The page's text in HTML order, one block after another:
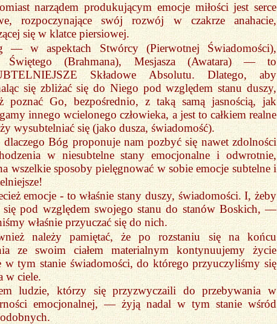
narządem produkującym emocje miłości jest serce
rozpoczynające swój rozwój w czakrze anahacie,
się w klatce piersiowej.
— w aspektach Stwórcy (Pierwotnej Świadomości),
Świętego (Brahmana), Mesjasza (Awatara) — to
Składowe Absolutu. Dlatego, aby
się zbliżać się do Niego pod względem stanu duszy,
poznać Go, bezpośrednio, z taką samą jasnością, jak
innego wcielonego człowieka, a jest to całkiem realne
wysubtelniać się (jako dusza, świadomość).
dlaczego Bóg proponuje nam pozbyć się nawet zdolności
w niesubtelne stany emocjonalne i odwrotnie,
wszelkie sposoby pielęgnować w sobie emocje subtelne i
emocje - to właśnie stany duszy, świadomości. I, żeby
się pod względem swojego stanu do stanów Boskich, —
właśnie przyuczać się do nich.
należy pamiętać, że po rozstaniu się na końcu
ze swoim ciałem materialnym kontynuujemy życie
w tym stanie świadomości, do którego przyuczyliśmy się
w ciele.
ludzie, którzy się przyzwyczaili do przebywania w
emocjonalnej, — żyją nadal w tym stanie wśród